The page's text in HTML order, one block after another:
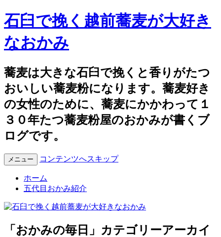
石臼で挽く越前蕎麦が大好き
なおかみ
蕎麦は大きな石臼で挽くと香りがたつ
おいしい蕎麦粉になります。蕎麦好き
の女性のために、蕎麦にかかわって１
３０年たつ蕎麦粉屋のおかみが書くブ
ログです。
メニュー コンテンツへスキップ
ホーム
五代目おかみ紹介
「 おかみの毎日 」カテゴリーアーカイ